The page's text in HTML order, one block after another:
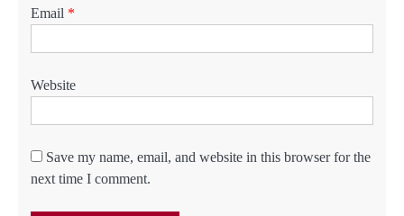
Email *
Website
Save my name, email, and website in this browser for the
next time I comment.